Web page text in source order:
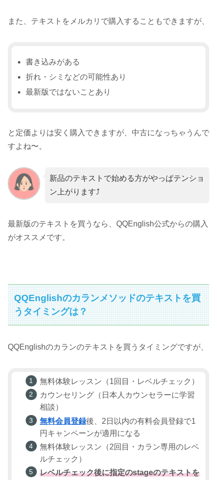
また、テキストをメルカリで購入することもできますが、
書き込みがある
折れ・シミなどの可能性あり
最新版ではないことあり
と定価よりは安く購入できますが、中古になっちゃうんで
すよね〜。
新品のテキストで始める方がやっぱテンショ
ン上がります⤴︎
最新版のテキストを買うなら、QQEnglish公式からの購入
がオススメです。
QQEnglishのカランメソッドのテキストを買
うタイミングは？
QQEnglishのカランのテキストを買うタイミングですが、
無料体験レッスン（1回目・レベルチェック）
カウンセリング（日本人カウンセラーに学習
相談）
無料会員登録後、2日以内の有料会員登録で1
円キャンペーンが適用になる
無料体験レッスン（2回目・カラン専用のレベ
ルチェック）
レベルチェック後に指定のstageのテキストを